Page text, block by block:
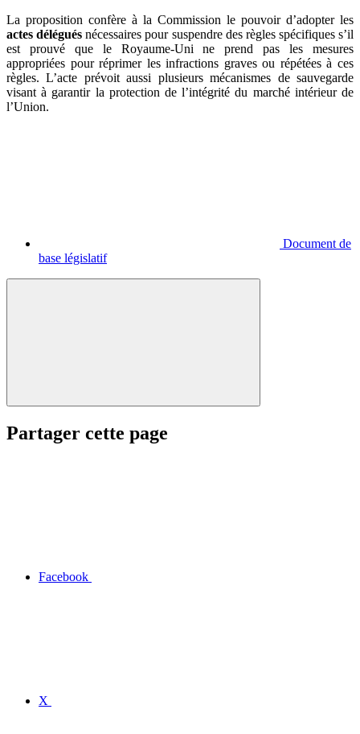
La proposition confère à la Commission le pouvoir d’adopter les
actes délégués nécessaires pour suspendre des règles spécifiques s’il
est prouvé que le Royaume-Uni ne prend pas les mesures
appropriées pour réprimer les infractions graves ou répétées à ces
règles. L’acte prévoit aussi plusieurs mécanismes de sauvegarde
visant à garantir la protection de l’intégrité du marché intérieur de
l’Union.
Document de
base législatif
Partager cette page
Facebook
X